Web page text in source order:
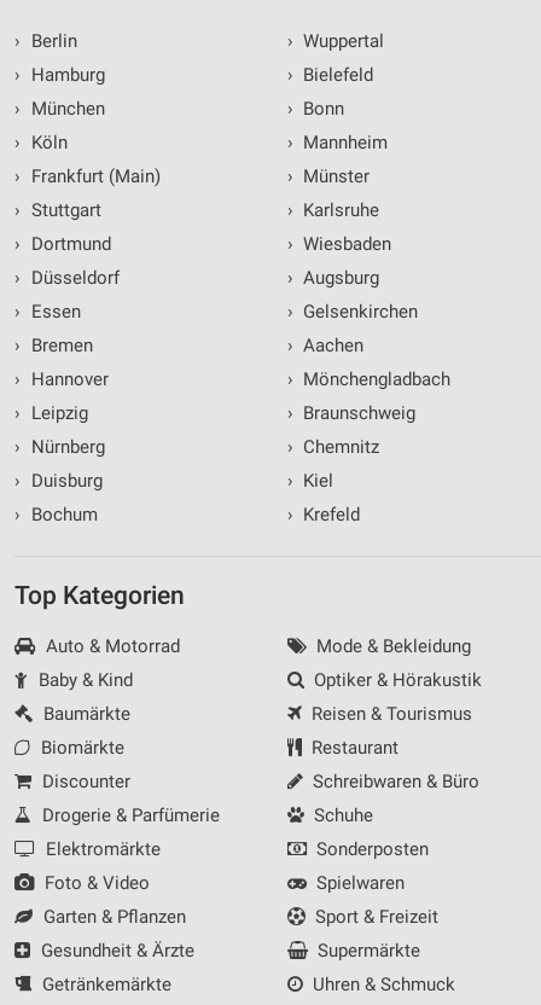
›
Berlin
›
Hamburg
›
München
›
Köln
›
Frankfurt (Main)
› Stuttgart
›
Dortmund
›
Düsseldorf
›
Essen
›
Bremen
›
Hannover
›
Leipzig
›
Nürnberg
›
Duisburg
›
Bochum
› Wuppertal
› Bielefeld
› Bonn
› Mannheim
› Münster
› Karlsruhe
› Wiesbaden
› Augsburg
› Gelsenkirchen
› Aachen
› Mönchengladbach
› Braunschweig
› Chemnitz
› Kiel
› Krefeld
Top Kategorien
Auto & Motorrad
Baby & Kind
Baumärkte
Biomärkte
Discounter
Drogerie & Parfümerie
Elektromärkte
Foto & Video
Garten & Pflanzen
Gesundheit & Ärzte
Getränkemärkte
Mode & Bekleidung
Optiker & Hörakustik
Reisen & Tourismus
Restaurant
Schreibwaren & Büro
Schuhe
Sonderposten
Spielwaren
Sport & Freizeit
Supermärkte
Uhren & Schmuck